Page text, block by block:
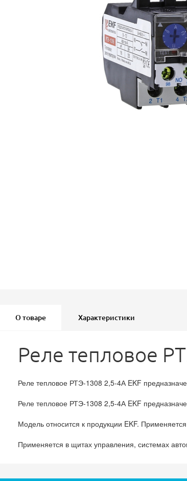
О товаре Характеристики
Реле тепловое
Реле тепловое РТЭ-1308 2,5-4А EKF
Реле тепловое РТЭ-1308 2,5-4А EKF
Модель относится к продукции EKF.
Применяется в щитах управления, системах